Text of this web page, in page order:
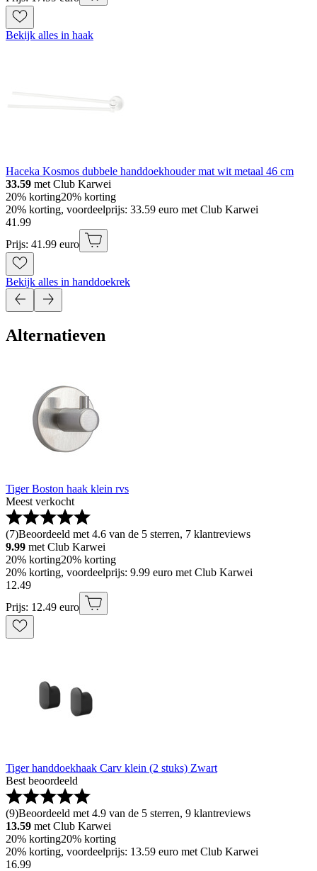
Bekijk alles in haak
Haceka Kosmos dubbele handdoekhouder mat wit metaal 46 cm
33.59 met Club Karwei
20% korting20% korting
20% korting, voordeelprijs: 33.59 euro met Club Karwei
41 .99
Prijs: 41.99 euro
Bekijk alles in handdoekrek
Alternatieven
Tiger Boston haak klein rvs
Meest verkocht
(7)Beoordeeld met 4.6 van de 5 sterren, 7 klantreviews
9.99 met Club Karwei
20% korting20% korting
20% korting, voordeelprijs: 9.99 euro met Club Karwei
12.49
Prijs: 12.49 euro
Tiger handdoekhaak Carv klein (2 stuks) Zwart
Best beoordeeld
(9)Beoordeeld met 4.9 van de 5 sterren, 9 klantreviews
13.59 met Club Karwei
20% korting20% korting
20% korting, voordeelprijs: 13.59 euro met Club Karwei
16.99